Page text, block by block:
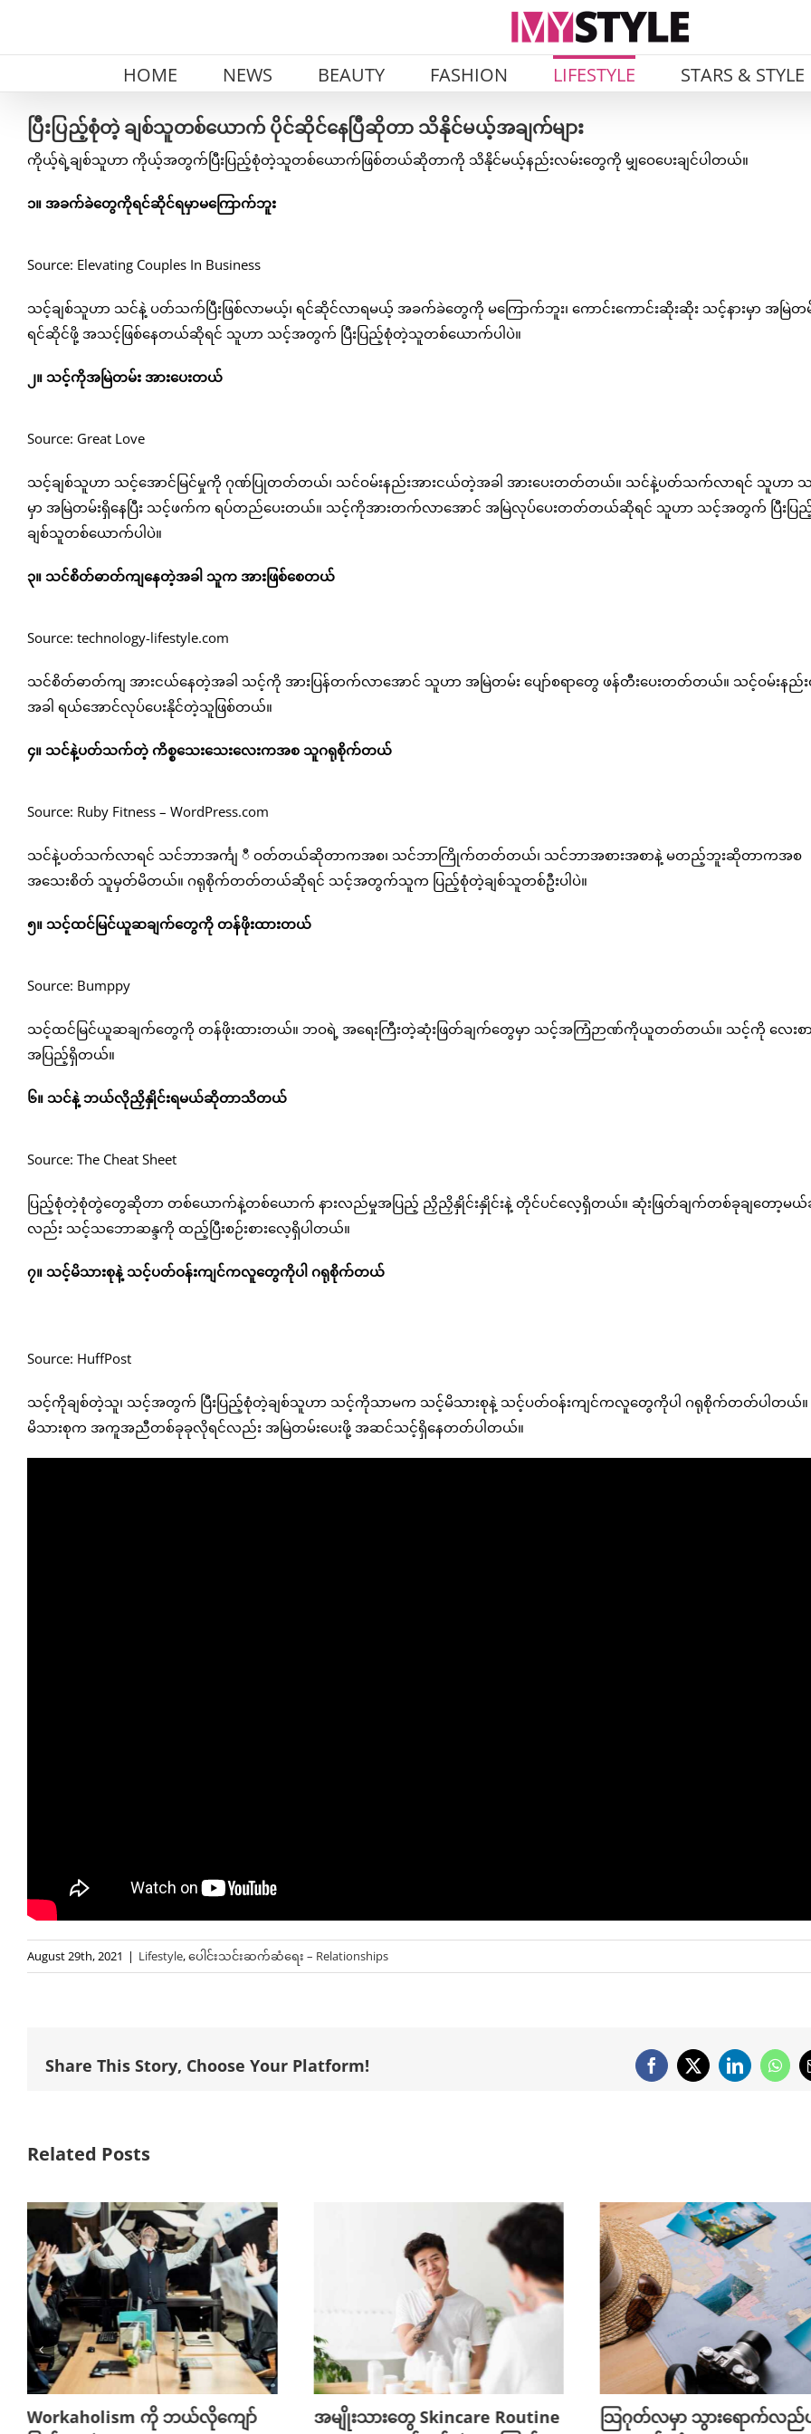
HOME NEWS BEAUTY FASHION LIFESTYLE STARS & STYLE
ပြီးပြည့်စုံတဲ့ ချစ်သူတစ်ယောက် ပိုင်ဆိုင်နေပြီဆိုတာ သိနိုင်မယ့်အချက်များ
ကိုယ့်ရဲ့ချစ်သူဟာ ကိုယ့်အတွက်ပြီးပြည့်စုံတဲ့သူတစ်ယောက်ဖြစ်တယ်ဆိုတာကို သိနိုင်မယ့်နည်းလမ်းတွေကို မျှဝေပေးချင်ပါတယ်။
၁။ အခက်ခဲတွေကိုရင်ဆိုင်ရမှာမကြောက်ဘူး
Source: Elevating Couples In Business
သင့်ချစ်သူဟာ သင်နဲ့ ပတ်သက်ပြီးဖြစ်လာမယ့်၊ ရင်ဆိုင်လာရမယ့် အခက်ခဲတွေကို မကြောက်ဘူး၊ ကောင်းကောင်းဆိုးဆိုး သင့်နားမှာ အမြဲတမ်
ရင်ဆိုင်ဖို့ အသင့်ဖြစ်နေတယ်ဆိုရင် သူဟာ သင့်အတွက် ပြီးပြည့်စုံတဲ့သူတစ်ယောက်ပါပဲ။
၂။ သင့်ကိုအမြဲတမ်း အားပေးတယ်
Source: Great Love
သင့်ချစ်သူဟာ သင့်အောင်မြင်မှုကို ဂုဏ်ပြုတတ်တယ်၊ သင်ဝမ်းနည်းအားငယ်တဲ့အခါ အားပေးတတ်တယ်။ သင်နဲ့ပတ်သက်လာရင် သူဟာ
မှာ အမြဲတမ်းရှိနေပြီး သင့်ဖက်က ရပ်တည်ပေးတယ်။ သင့်ကိုအားတက်လာအောင် အမြဲလုပ်ပေးတတ်တယ်ဆိုရင် သူဟာ သင့်အတွက် ပြီးပြ
ချစ်သူတစ်ယောက်ပါပဲ။
၃။ သင်စိတ်ဓာတ်ကျနေတဲ့အခါ သူက အားဖြစ်စေတယ်
Source: technology-lifestyle.com
သင်စိတ်ဓာတ်ကျ အားငယ်နေတဲ့အခါ သင့်ကို အားပြန်တက်လာအောင် သူဟာ အမြဲတမ်း ပျော်စရာတွေ ဖန်တီးပေးတတ်တယ်။ သင့်ဝမ်းနည်
အခါ ရယ်အောင်လုပ်ပေးနိုင်တဲ့သူဖြစ်တယ်။
၄။ သင်နဲ့ပတ်သက်တဲ့ ကိစ္စသေးသေးလေးကအစ သူဂရုစိုက်တယ်
Source: Ruby Fitness – WordPress.com
သင်နဲ့ပတ်သက်လာရင် သင်ဘာအင်္ကျ ီ ဝတ်တယ်ဆိုတာကအစ၊ သင်ဘာကြိုက်တတ်တယ်၊ သင်ဘာအစားအစာနဲ့ မတည့်ဘူးဆိုတာကအစ
အသေးစိတ် သူမှတ်မိတယ်။ ဂရုစိုက်တတ်တယ်ဆိုရင် သင့်အတွက်သူက ပြည့်စုံတဲ့ချစ်သူတစ်ဦးပါပဲ။
၅။ သင့်ထင်မြင်ယူဆချက်တွေကို တန်ဖိုးထားတယ်
Source: Bumppy
သင့်ထင်မြင်ယူဆချက်တွေကို တန်ဖိုးထားတယ်။ ဘဝရဲ့ အရေးကြီးတဲ့ဆုံးဖြတ်ချက်တွေမှာ သင့်အကြံဉာဏ်ကိုယူတတ်တယ်။ သင့်ကို လေးစာ
အပြည့်ရှိတယ်။
၆။ သင်နဲ့ ဘယ်လိုညှိနှိုင်းရမယ်ဆိုတာသိတယ်
Source: The Cheat Sheet
ပြည့်စုံတဲ့စုံတွဲတွေဆိုတာ တစ်ယောက်နဲ့တစ်ယောက် နားလည်မှုအပြည့် ညှိညှိနှိုင်းနှိုင်းနဲ့ တိုင်ပင်လေ့ရှိတယ်။ ဆုံးဖြတ်ချက်တစ်ခုချတော့မ
လည်း သင့်သဘောဆန္ဒကို ထည့်ပြီးစဉ်းစားလေ့ရှိပါတယ်။
၇။ သင့်မိသားစုနဲ့ သင့်ပတ်ဝန်းကျင်ကလူတွေကိုပါ ဂရုစိုက်တယ်
Source: HuffPost
သင့်ကိုချစ်တဲ့သူ၊ သင့်အတွက် ပြီးပြည့်စုံတဲ့ချစ်သူဟာ သင့်ကိုသာမက သင့်မိသားစုနဲ့ သင့်ပတ်ဝန်းကျင်ကလူတွေကိုပါ ဂရုစိုက်တတ်ပါတယ်
မိသားစုက အကူအညီတစ်ခုခုလိုရင်လည်း အမြဲတမ်းပေးဖို့ အဆင်သင့်ရှိနေတတ်ပါတယ်။
August 29th, 2021 | Lifestyle,ပေါင်းသင်းဆက်ဆံရေး – Relationships
Share This Story, Choose Your Platform! Facebook
X LinkedIn
Related Posts
Workaholism ကို ဘယ်လိုကျော်
အမျိုးသားတွေ Skincare Routine
သြဂုတ်လမှာ သွားရောက်လ